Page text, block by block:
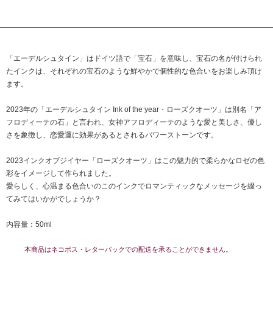
「エーデルシュタイン」はドイツ語で「宝石」を意味し、宝石の名が付けられ
たインクは、それぞれの宝石のような鮮やかで個性的な色合いをお楽しみ頂け
ます。
2023年の「エーデルシュタイン Ink of the year・ローズクオーツ」は別名「ア
フロディーテの石」と言われ、女神アフロディーテのような愛と美しさ、優し
さを象徴し、恋愛運に効果があるとされるパワーストーンです。
2023インクオブジイヤー「ローズクオーツ」はこの魅力的で柔らかなロゼの色
彩をイメージして作られました。
愛らしく、心温まる色合いのこのインクでロマンティックなメッセージを綴っ
てみてはいかがでしょうか？
内容量：50ml
本商品はネコポス・レターパックでの配送を承ることができません。